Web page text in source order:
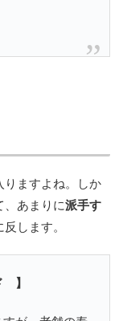
りますよね。しか
、あまりに派手す
します。
】